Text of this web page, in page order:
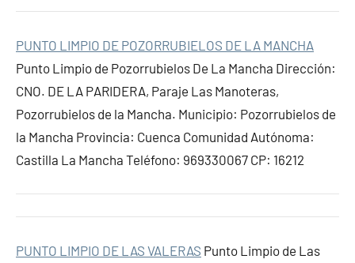
PUNTO LIMPIO DE POZORRUBIELOS DE LA MANCHA
Punto Limpio de Pozorrubielos De La Mancha Dirección:
CNO. DE LA PARIDERA, Paraje Las Manoteras,
Pozorrubielos de la Mancha. Municipio: Pozorrubielos de
la Mancha Provincia: Cuenca Comunidad Autónoma:
Castilla La Mancha Teléfono: 969330067 CP: 16212
PUNTO LIMPIO DE LAS VALERAS Punto Limpio de Las